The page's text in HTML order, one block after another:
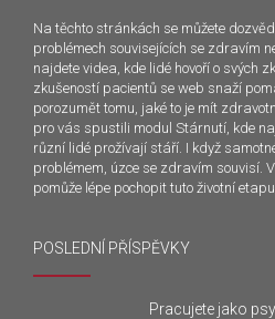
Na těchto stránkách se můžete
problémech souvisejících se zdravím
najdete videa, kde lidé hovoří o svých
zkušeností pacientů se web snaží
porozumět tomu, jaké to je mít
pro vás spustili modul Stárnutí, kde
různí lidé prožívají stáří. I když
problémem, úzce se zdravím souvisí.
pomůže lépe pochopit tuto životní
POSLEDNÍ PŘÍSPĚVKY
Pracujete jako